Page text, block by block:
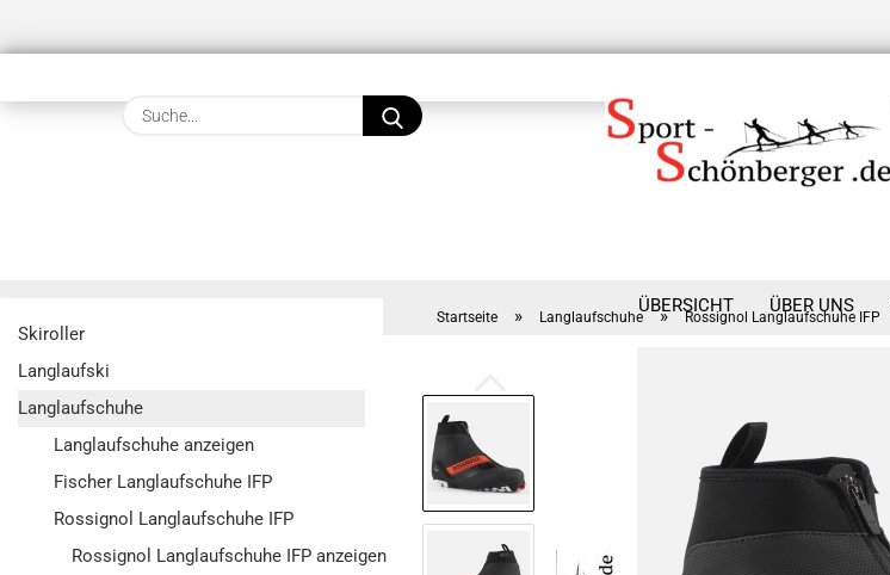
Suche...
ÜBERSICHT ÜBER UNS
Startseite » Langlaufschuhe » Rossignol Langlaufschuhe IFP
Skiroller
Langlaufski
Langlaufschuhe
Langlaufschuhe anzeigen
Fischer Langlaufschuhe IFP
Rossignol Langlaufschuhe IFP
Rossignol Langlaufschuhe IFP anzeigen